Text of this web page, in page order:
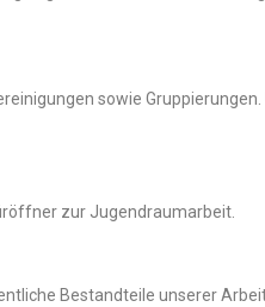
sowie
zur Jugendraumarbeit.
Bestandteile unserer